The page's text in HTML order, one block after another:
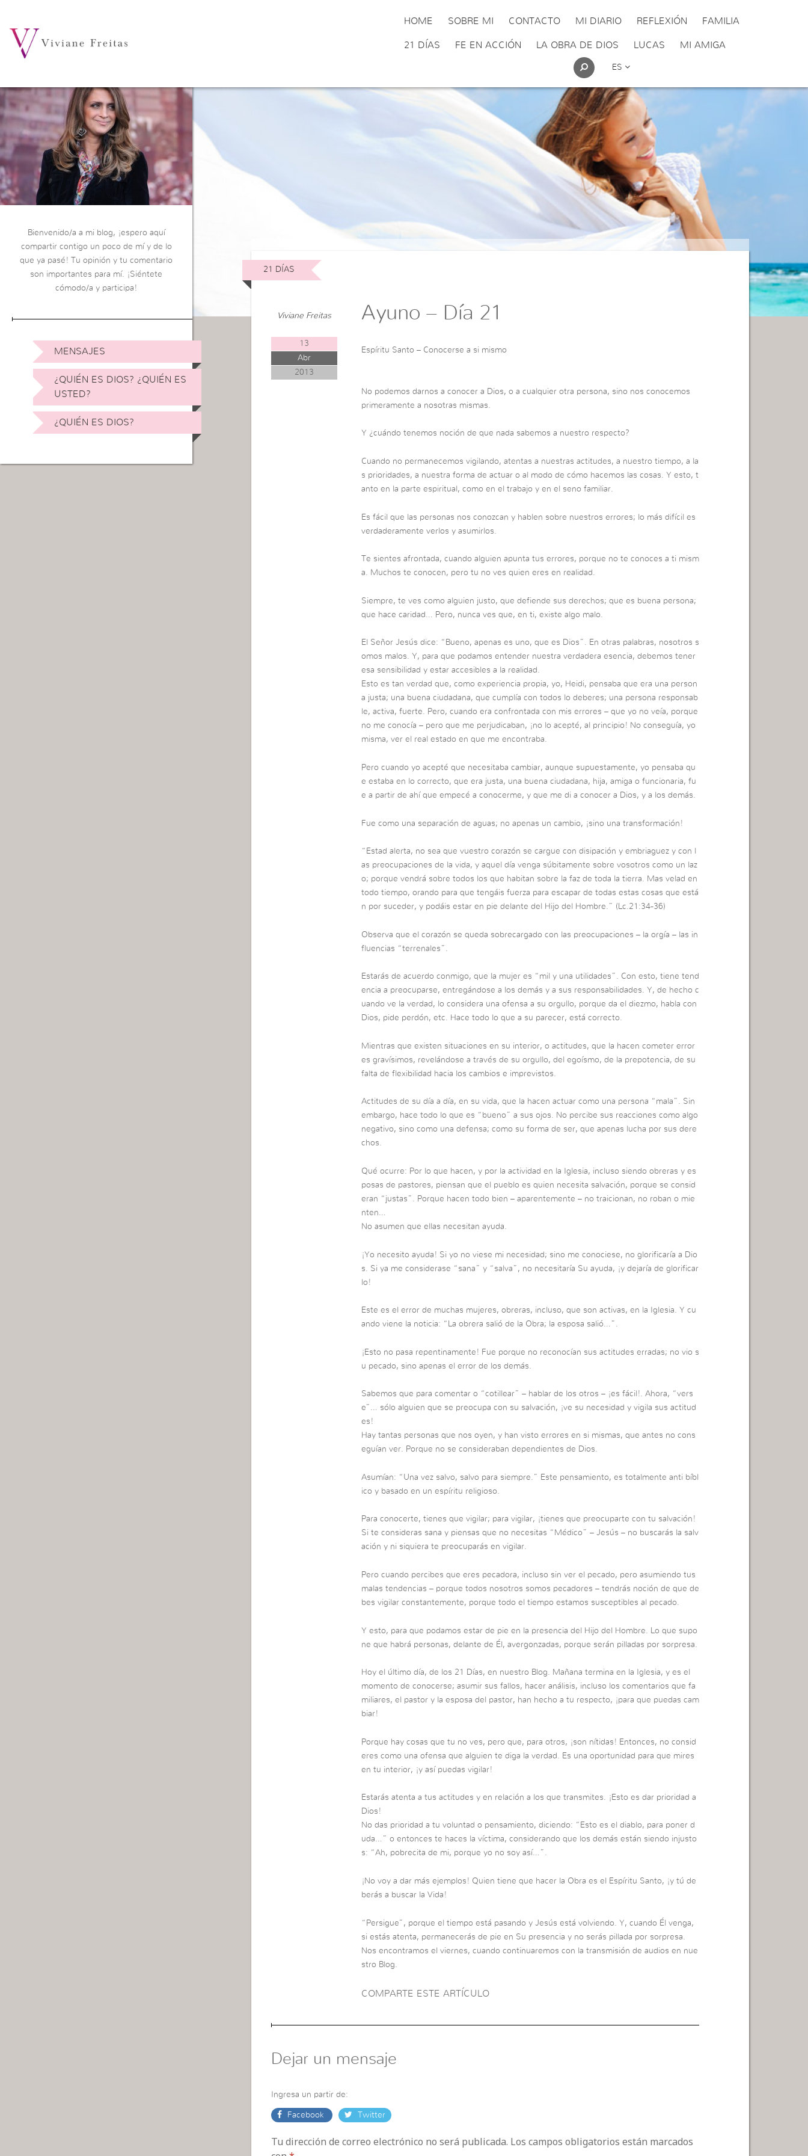
HOME SOBRE MI CONTACTO MI DIARIO REFLEXIÓN FAMILIA
21 DÍAS FE EN ACCIÓN LA OBRA DE DIOS LUCAS MI AMIGA
ES
Bienvenido/a a mi blog, ¡espero aquí
compartir contigo un poco de mí y de lo
que ya pasé! Tu opinión y tu comentario
son importantes para mí. ¡Siéntete
cómodo/a y participa!
MENSAJES
¿QUIÉN ES DIOS? ¿QUIÉN ES
USTED?
¿QUIÉN ES DIOS?
21 DÍAS
Viviane Freitas
13
Abr
2013
Ayuno – Día 21
Espíritu Santo – Conocerse a si mismo
No podemos darnos a conocer a Dios, o a cualquier otra persona, sino nos conocemos
primeramente a nosotras mismas.
Y ¿cuándo tenemos noción de que nada sabemos a nuestro respecto?
Cuando no permanecemos vigilando, atentas a nuestras actitudes, a nuestro tiempo, a la
s prioridades, a nuestra forma de actuar o al modo de cómo hacemos las cosas. Y esto, t
anto en la parte espiritual, como en el trabajo y en el seno familiar.
Es fácil que las personas nos conozcan y hablen sobre nuestros errores; lo más difícil es
verdaderamente verlos y asumirlos.
Te sientes afrontada, cuando alguien apunta tus errores, porque no te conoces a ti mism
a. Muchos te conocen, pero tu no ves quien eres en realidad.
Siempre, te ves como alguien justo, que defiende sus derechos; que es buena persona;
que hace caridad… Pero, nunca ves que, en ti, existe algo malo.
El Señor Jesús dice: “Bueno, apenas es uno, que es Dios”. En otras palabras, nosotros s
omos malos. Y, para que podamos entender nuestra verdadera esencia, debemos tener
esa sensibilidad y estar accesibles a la realidad.
Esto es tan verdad que, como experiencia propia, yo, Heidi, pensaba que era una person
a justa; una buena ciudadana, que cumplía con todos lo deberes; una persona responsab
le, activa, fuerte. Pero, cuando era confrontada con mis errores – que yo no veía, porque
no me conocía – pero que me perjudicaban, ¡no lo acepté, al principio! No conseguía, yo
misma, ver el real estado en que me encontraba.
Pero cuando yo acepté que necesitaba cambiar, aunque supuestamente, yo pensaba qu
e estaba en lo correcto, que era justa, una buena ciudadana, hija, amiga o funcionaria, fu
e a partir de ahí que empecé a conocerme, y que me di a conocer a Dios, y a los demás.
Fue como una separación de aguas; no apenas un cambio, ¡sino una transformación!
“Estad alerta, no sea que vuestro corazón se cargue con disipación y embriaguez y con l
as preocupaciones de la vida, y aquel día venga súbitamente sobre vosotros como un laz
o; porque vendrá sobre todos los que habitan sobre la faz de toda la tierra. Mas velad en
todo tiempo, orando para que tengáis fuerza para escapar de todas estas cosas que está
n por suceder, y podáis estar en pie delante del Hijo del Hombre.” (Lc.21:34-36)
Observa que el corazón se queda sobrecargado con las preocupaciones – la orgía – las in
fluencias “terrenales”.
Estarás de acuerdo conmigo, que la mujer es “mil y una utilidades”. Con esto, tiene tend
encia a preocuparse, entregándose a los demás y a sus responsabilidades. Y, de hecho c
uando ve la verdad, lo considera una ofensa a su orgullo, porque da el diezmo, habla con
Dios, pide perdón, etc. Hace todo lo que a su parecer, está correcto.
Mientras que existen situaciones en su interior, o actitudes, que la hacen cometer error
es gravísimos, revelándose a través de su orgullo, del egoísmo, de la prepotencia, de su
falta de flexibilidad hacia los cambios e imprevistos.
Actitudes de su día a día, en su vida, que la hacen actuar como una persona “mala”. Sin
embargo, hace todo lo que es “bueno” a sus ojos. No percibe sus reacciones como algo
negativo, sino como una defensa; como su forma de ser, que apenas lucha por sus dere
chos.
Qué ocurre: Por lo que hacen, y por la actividad en la Iglesia, incluso siendo obreras y es
posas de pastores, piensan que el pueblo es quien necesita salvación, porque se consid
eran “justas”. Porque hacen todo bien – aparentemente – no traicionan, no roban o mie
nten…
No asumen que ellas necesitan ayuda.
¡Yo necesito ayuda! Si yo no viese mi necesidad; sino me conociese, no glorificaría a Dio
s. Si ya me considerase “sana” y “salva”, no necesitaría Su ayuda, ¡y dejaría de glorificar
lo!
Este es el error de muchas mujeres, obreras, incluso, que son activas, en la Iglesia. Y cu
ando viene la noticia: “La obrera salió de la Obra; la esposa salió…”.
¡Esto no pasa repentinamente! Fue porque no reconocían sus actitudes erradas; no vio s
u pecado, sino apenas el error de los demás.
Sabemos que para comentar o “cotillear” – hablar de los otros – ¡es fácil!. Ahora, “vers
e”… sólo alguien que se preocupa con su salvación, ¡ve su necesidad y vigila sus actitud
es!
Hay tantas personas que nos oyen, y han visto errores en si mismas, que antes no cons
eguían ver. Porque no se consideraban dependientes de Dios.
Asumían: “Una vez salvo, salvo para siempre.” Este pensamiento, es totalmente anti bíbl
ico y basado en un espíritu religioso.
Para conocerte, tienes que vigilar; para vigilar, ¡tienes que preocuparte con tu salvación!
Si te consideras sana y piensas que no necesitas “Médico” – Jesús – no buscarás la salv
ación y ni siquiera te preocuparás en vigilar.
Pero cuando percibes que eres pecadora, incluso sin ver el pecado, pero asumiendo tus
malas tendencias – porque todos nosotros somos pecadores – tendrás noción de que de
bes vigilar constantemente, porque todo el tiempo estamos susceptibles al pecado.
Y esto, para que podamos estar de pie en la presencia del Hijo del Hombre. Lo que supo
ne que habrá personas, delante de Él, avergonzadas, porque serán pilladas por sorpresa.
Hoy el último día, de los 21 Días, en nuestro Blog. Mañana termina en la Iglesia, y es el
momento de conocerse; asumir sus fallos, hacer análisis, incluso los comentarios que fa
miliares, el pastor y la esposa del pastor, han hecho a tu respecto, ¡para que puedas cam
biar!
Porque hay cosas que tu no ves, pero que, para otros, ¡son nítidas! Entonces, no consid
eres como una ofensa que alguien te diga la verdad. Es una oportunidad para que mires
en tu interior, ¡y así puedas vigilar!
Estarás atenta a tus actitudes y en relación a los que transmites. ¡Esto es dar prioridad a
Dios!
No das prioridad a tu voluntad o pensamiento, diciendo: “Esto es el diablo, para poner d
uda…” o entonces te haces la víctima, considerando que los demás están siendo injusto
s: “Ah, pobrecita de mi, porque yo no soy así…”.
¡No voy a dar más ejemplos! Quien tiene que hacer la Obra es el Espíritu Santo, ¡y tú de
berás a buscar la Vida!
“Persigue”, porque el tiempo está pasando y Jesús está volviendo. Y, cuando Él venga,
si estás atenta, permanecerás de pie en Su presencia y no serás pillada por sorpresa.
Nos encontramos el viernes, cuando continuaremos con la transmisión de audios en nue
stro Blog.
COMPARTE ESTE ARTÍCULO
Dejar un mensaje
Ingresa un partir de:
Facebook Twitter
Tu dirección de correo electrónico no será publicada. Los campos obligatorios están marcados